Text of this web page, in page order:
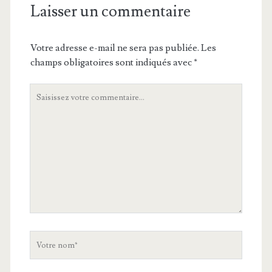
Laisser un commentaire
Votre adresse e-mail ne sera pas publiée. Les
champs obligatoires sont indiqués avec*